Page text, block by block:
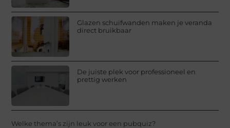
Glazen schuifwanden maken je veranda
direct bruikbaar
De juiste plek voor professioneel en
prettig werken
Welke thema’s zijn leuk voor een pubquiz?